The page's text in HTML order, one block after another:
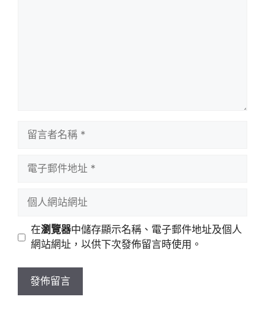
址
站
址
在瀏覽器中儲存顯示名稱、電子郵件地址及個人
網站網址，以供下次發佈留言時使用。